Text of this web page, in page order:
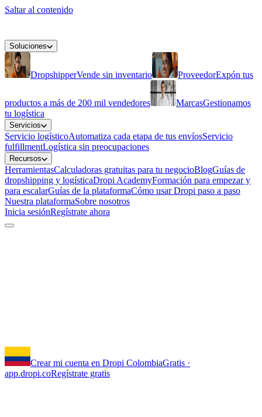
Saltar al contenido
Soluciones
DropshipperVende sin inventario ProveedorExpón tus
productos a más de 200 mil vendedores MarcasGestionamos
tu logística
Servicios
Servicio logísticoAutomatiza cada etapa de tus envíosServicio
fulfillmentLogística sin preocupaciones
Recursos
HerramientasCalculadoras gratuitas para tu negocioBlogGuías de
dropshipping y logísticaDropi AcademyFormación para empezar y
para escalarGuías de la plataformaCómo usar Dropi paso a paso
Nuestra plataformaSobre nosotros
Inicia sesiónRegístrate ahora
Crear mi cuenta en Dropi ColombiaGratis ·
app.dropi.coRegístrate gratis